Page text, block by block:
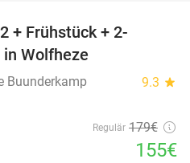
+ Frühstück + 2-
Wolfheze
Buunderkamp 9.3 star
Regulär 179€
155€